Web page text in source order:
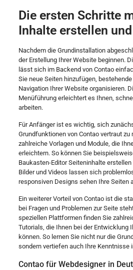
Die ersten Schritte
Inhalte erstellen
Nachdem die Grundinstallation
der Erstellung Ihrer Website beginnen.
lässt sich im Backend von Contao
Sie neue Seiten hinzufügen,
Navigation Ihrer Website organisieren.
Menüführung erleichtert es Ihnen,
arbeiten.
Für Anfänger ist es wichtig, sich
Grundfunktionen von Contao vertraut zu
zahlreiche Vorlagen und Module, die
erleichtern. So können Sie
Baukasten-Editor Seiteninhalte
Bilder und Videos lassen sich
responsiven Designs sehen Ihre Seiten
Ein weiterer Vorteil von Contao ist die
bei Fragen und Problemen zur Seite
speziellen Plattformen finden Sie
Tutorials, die Ihnen bei der Entwicklung
können. So lernen Sie nicht nur die
sondern vertiefen auch Ihre Kenntnisse
Contao für Webdesigner in